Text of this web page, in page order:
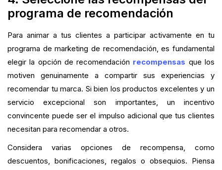
programa de recomendación
Para animar a tus clientes a participar activamente en tu
programa de marketing de recomendación, es fundamental
elegir la opción de recomendación recompensas que los
motiven genuinamente a compartir sus experiencias y
recomendar tu marca. Si bien los productos excelentes y un
servicio excepcional son importantes, un incentivo
convincente puede ser el impulso adicional que tus clientes
necesitan para recomendar a otros.
Considera varias opciones de recompensa, como
descuentos, bonificaciones, regalos o obsequios. Piensa